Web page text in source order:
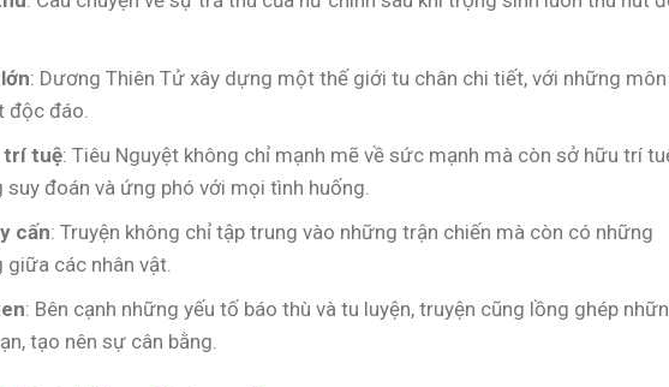
: Dương Thiên Tử xây dựng một thế giới tu chân chi tiết, với những môn
độc đáo.
trí tuệ: Tiêu Nguyệt không chỉ mạnh mẽ về sức mạnh mà còn sở hữu trí
đoán và ứng phó với mọi tình huống.
cấn: Truyện không chỉ tập trung vào những trận chiến mà còn có những
các nhân vật.
: Bên cạnh những yếu tố báo thù và tu luyện, truyện cũng lồng ghép
tạo nên sự cân bằng.